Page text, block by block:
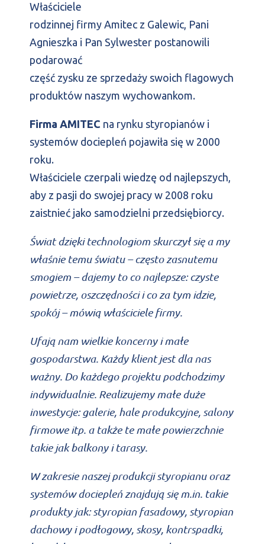
Właściciele
rodzinnej firmy Amitec z Galewic, Pani
Agnieszka i Pan Sylwester postanowili
podarować
część zysku ze sprzedaży swoich flagowych
produktów naszym wychowankom.
Firma AMITEC na rynku styropianów i
systemów dociepleń pojawiła się w 2000
roku.
Właściciele czerpali wiedzę od najlepszych,
aby z pasji do swojej pracy w 2008 roku
zaistnieć jako samodzielni przedsiębiorcy.
Świat dzięki technologiom skurczył się a my
właśnie temu światu – często zasnutemu
smogiem – dajemy to co najlepsze: czyste
powietrze, oszczędności i co za tym idzie,
spokój – mówią właściciele firmy.
Ufają nam wielkie koncerny i małe
gospodarstwa. Każdy klient jest dla nas
ważny. Do każdego projektu podchodzimy
indywidualnie. Realizujemy małe duże
inwestycje: galerie, hale produkcyjne, salony
firmowe itp. a także te małe powierzchnie
takie jak balkony i tarasy.
W zakresie naszej produkcji styropianu oraz
systemów dociepleń znajdują się m.in. takie
produkty jak: styropian fasadowy, styropian
dachowy i podłogowy, skosy, kontrspadki,